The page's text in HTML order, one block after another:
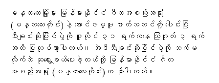
မန္တလေးမြို့မှာ မြန်မာနိုင်ငံ ဂီတအစည်းအရုံး
(မန္တလေးတိုင်း)နဲ့ အောင်ဇမ္ဗူ ဇာတ်သဘင်တို့ ပေါင်းပြီး
သီချင်းဆိုပြိုင်ပွဲကို ဇူလိုင် ၃၁ ရက်ကနေ သြဂုတ် ၃ ရက်
အထိ ပြုလုပ်သွားပါတယ်။ အဲဒီသီချင်းဆိုပြိုင်ပွဲကို ဘက်မ
လိုက်ဘဲ ဆုရွေးချယ်ပေးခဲ့တယ်လို့ မြန်မာနိုင်ငံ ဂီတ
အစည်းအရုံး (မန္တလေးတိုင်း)က ဆိုပါတယ်။